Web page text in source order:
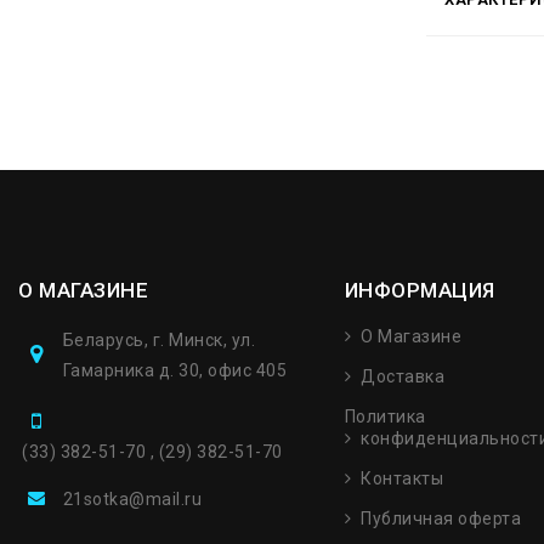
О МАГАЗИНЕ
Беларусь, г. Минск, ул.
Гамарника д. 30, офис 405
(33) 382-51-70 , (29) 382-51-70
21sotka@mail.ru
ИНФОРМАЦИЯ
О Магазине
Доставка
Политика
Контакты
Публичная оферта